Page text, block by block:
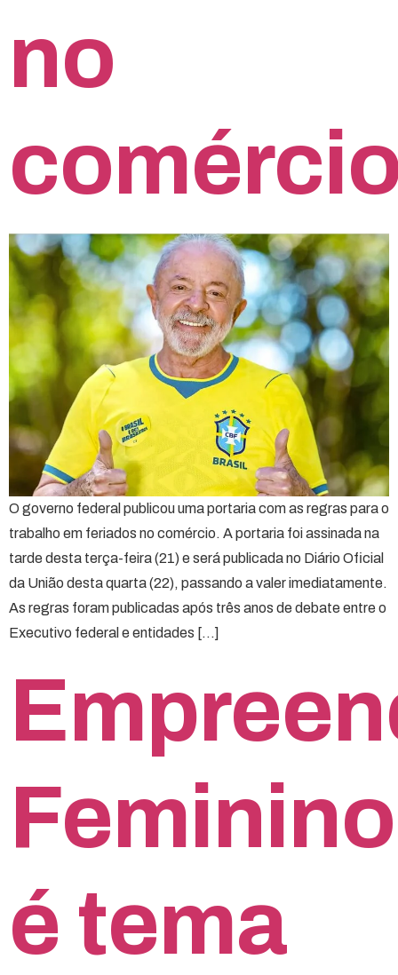
no
O governo federal publicou uma portaria com as regras para o
trabalho em feriados no comércio. A portaria foi assinada na
tarde desta terça-feira (21) e será publicada no Diário Oficial
da União desta quarta (22), passando a valer imediatamente.
As regras foram publicadas após três anos de debate entre o
Executivo federal e entidades […]
Feminino
é tema